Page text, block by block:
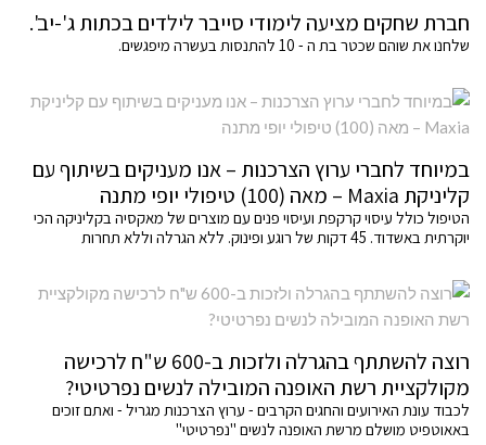
חברת שחקים מציעה לימודי סייבר לילדים בכתות ג'-יב'.
שלחנו את שוהם שכטר בת ה - 10 להתנסות בעשרה מיפגשים.
במיוחד לחברי ערוץ הצרכנות – אנו מעניקים בשיתוף עם
קליניקת Maxia – מאה (100) טיפולי יופי מתנה
הטיפול כולל עיסוי קרקפת ועיסוי פנים עם מוצרים של מאקסיה בקליניקה הכי
יוקרתית באשדוד. 45 דקות של רוגע ופינוק. ללא הגרלה וללא תחרות
רוצה להשתתף בהגרלה ולזכות ב-600 ש"ח לרכישה
מקולקציית רשת האופנה המובילה לנשים נפרטיטי?
לכבוד עונת האירועים והחגים הקרבים - ערוץ הצרכנות מגריל - ואתם זוכים
באאוטפיט מושלם מרשת האופנה לנשים "נפרטיטי"